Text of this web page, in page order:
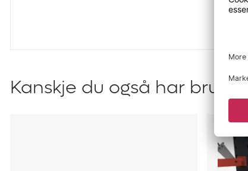
Kanskje du også har bruk
til
grenreol
Igor